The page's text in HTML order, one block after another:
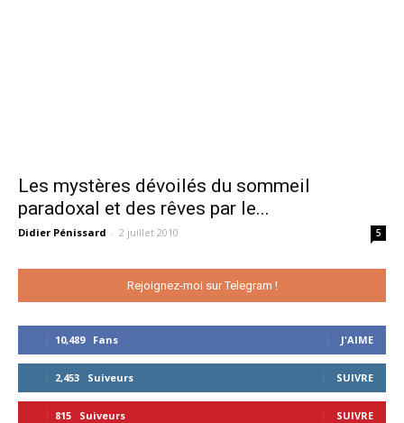
Les mystères dévoilés du sommeil
paradoxal et des rêves par le...
Didier Pénissard - 2 juillet 2010 5
Rejoignez-moi sur Telegram !
10,489 Fans J'AIME
2,453 Suiveurs SUIVRE
815 Suiveurs SUIVRE